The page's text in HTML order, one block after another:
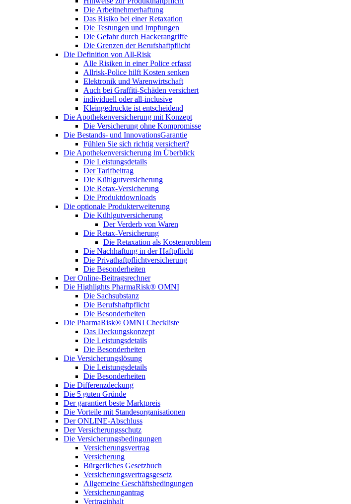
Die Arbeitnehmerhaftung
Das Risiko bei einer Retaxation
Die Testungen und Impfungen
Die Gefahr durch Hackerangriffe
Die Grenzen der Berufshaftpflicht
Die Definition von All-Risk
Alle Risiken in einer Police erfasst
Allrisk-Police hilft Kosten senken
Elektronik und Warenwirtschaft
Auch bei Graffiti-Schäden versichert
individuell oder all-inclusive
Kleingedruckte ist entscheidend
Die Apothekenversicherung mit Konzept
Die Versicherung ohne Kompromisse
Die Bestands- und InnovationsGarantie
Fühlen Sie sich richtig versichert?
Die Apothekenversicherung im Überblick
Die Leistungsdetails
Der Tarifbeitrag
Die Kühlgutversicherung
Die Retax-Versicherung
Die Produktdownloads
Die optionale Produkterweiterung
Die Kühlgutversicherung
Der Verderb von Waren
Die Retax-Versicherung
Die Retaxation als Kostenproblem
Die Nachhaftung in der Haftpflicht
Die Privathaftpflichtversicherung
Die Besonderheiten
Der Online-Beitragsrechner
Die Highlights PharmaRisk® OMNI
Die Sachsubstanz
Die Berufshaftpflicht
Die Besonderheiten
Die PharmaRisk® OMNI Checkliste
Das Deckungskonzept
Die Leistungsdetails
Die Besonderheiten
Die Versicherungslösung
Die Leistungsdetails
Die Besonderheiten
Die Differenzdeckung
Die 5 guten Gründe
Der garantiert beste Marktpreis
Die Vorteile mit Standesorganisationen
Der ONLINE-Abschluss
Der Versicherungsschutz
Die Versicherungsbedingungen
Versicherungsvertrag
Versicherung
Bürgerliches Gesetzbuch
Versicherungsvertragsgesetz
Allgemeine Geschäftsbedingungen
Versicherungantrag
Vertraginhalt